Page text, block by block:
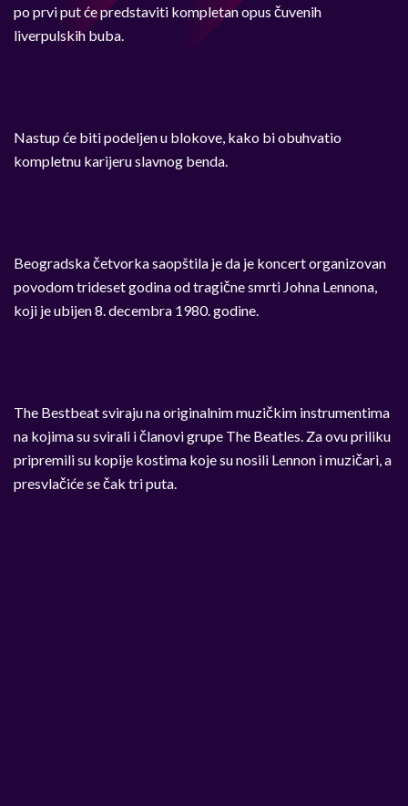
po prvi put će predstaviti kompletan opus čuvenih
liverpulskih buba.
Nastup će biti podeljen u blokove, kako bi obuhvatio
kompletnu karijeru slavnog benda.
Beogradska četvorka saopštila je da je koncert organizovan
povodom trideset godina od tragične smrti Johna Lennona,
koji je ubijen 8. decembra 1980. godine.
The Bestbeat sviraju na originalnim muzičkim instrumentima
na kojima su svirali i članovi grupe The Beatles. Za ovu priliku
pripremili su kopije kostima koje su nosili Lennon i muzičari, a
presvlačiće se čak tri puta.